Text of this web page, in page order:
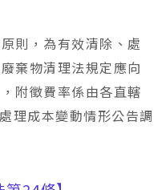
則，為有效清除、處
棄物清理法規定應向
附徵費率係由各直轄
理成本變動情形公告調